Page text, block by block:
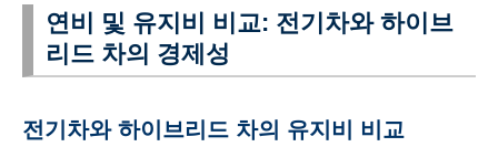
연비 및 유지비 비교: 전기차와 하이브
리드 차의 경제성
전기차와 하이브리드 차의 유지비 비교